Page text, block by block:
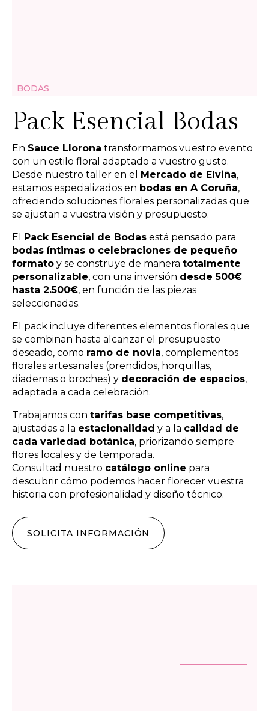
BODAS
Pack Esencial Bodas
En Sauce Llorona transformamos vuestro evento
con un estilo floral adaptado a vuestro gusto.
Desde nuestro taller en el Mercado de Elviña,
estamos especializados en bodas en A Coruña,
ofreciendo soluciones florales personalizadas que
se ajustan a vuestra visión y presupuesto.
El Pack Esencial de Bodas está pensado para
bodas íntimas o celebraciones de pequeño
formato y se construye de manera totalmente
personalizable, con una inversión desde 500€
hasta 2.500€, en función de las piezas
seleccionadas.
El pack incluye diferentes elementos florales que
se combinan hasta alcanzar el presupuesto
deseado, como ramo de novia, complementos
florales artesanales (prendidos, horquillas,
diademas o broches) y decoración de espacios,
adaptada a cada celebración.
Trabajamos con tarifas base competitivas,
ajustadas a la estacionalidad y a la calidad de
cada variedad botánica, priorizando siempre
flores locales y de temporada.
Consultad nuestro catálogo online para
descubrir cómo podemos hacer florecer vuestra
historia con profesionalidad y diseño técnico.
SOLICITA INFORMACIÓN